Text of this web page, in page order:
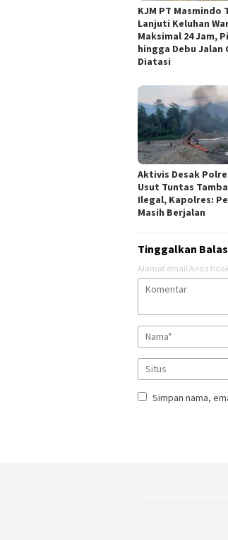
KJM PT Masmindo
Lanjuti Keluhan
Maksimal 24 Jam,
hingga Debu Jalan
Diatasi
Aktivis Desak
Usut Tuntas
Ilegal, Kapolres:
Masih Berjalan
Tinggalkan
Alamat email Anda
Simpan nama,